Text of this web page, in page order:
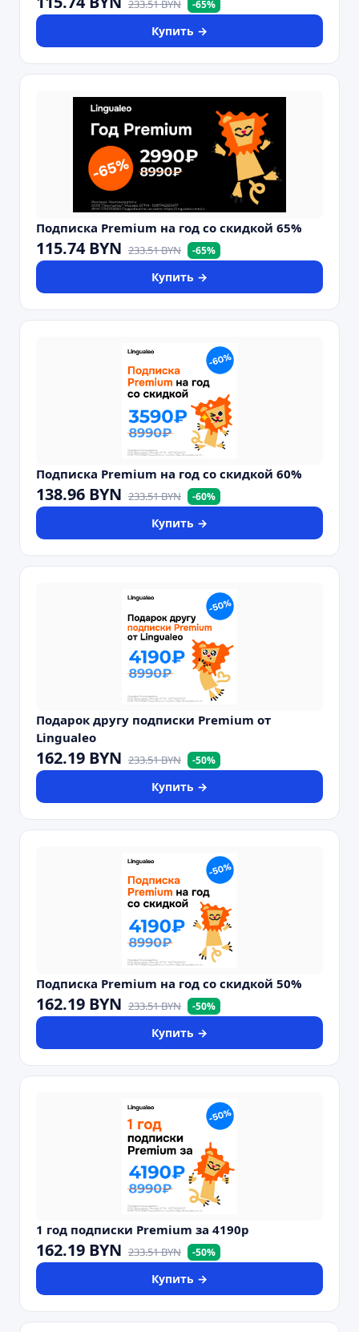
233.51BYN -65%
Купить →
Подписка Premium на год со скидкой 65%
115.74 BYN 233.51BYN -65%
Купить →
Подписка Premium на год со скидкой 60%
138.96 BYN 233.51BYN -60%
Купить →
Подарок другу подписки Premium от
Lingualeo
162.19 BYN 233.51BYN -50%
Купить →
Подписка Premium на год со скидкой 50%
162.19 BYN 233.51BYN -50%
Купить →
1 год подписки Premium за 4190р
162.19 BYN 233.51BYN -50%
Купить →